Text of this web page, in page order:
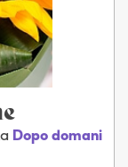
Dopo domani